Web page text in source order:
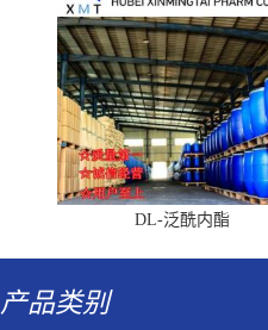
DL-泛酰内酯
产品类别